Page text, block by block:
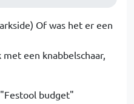
Of was het er een
een knabbelschaar,
budget"